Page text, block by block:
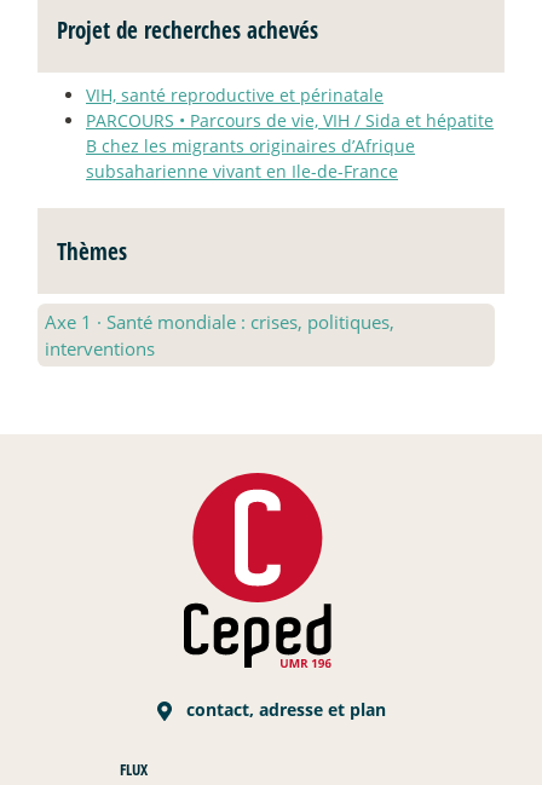
Projet de recherches achevés
VIH, santé reproductive et périnatale
PARCOURS • Parcours de vie, VIH / Sida et hépatite
B chez les migrants originaires d’Afrique
subsaharienne vivant en Ile-de-France
Thèmes
Axe 1 · Santé mondiale : crises, politiques,
interventions
contact, adresse et plan
FLUX